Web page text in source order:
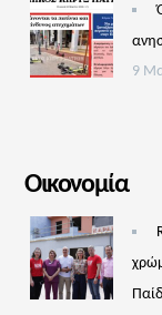
9
Οικονομία